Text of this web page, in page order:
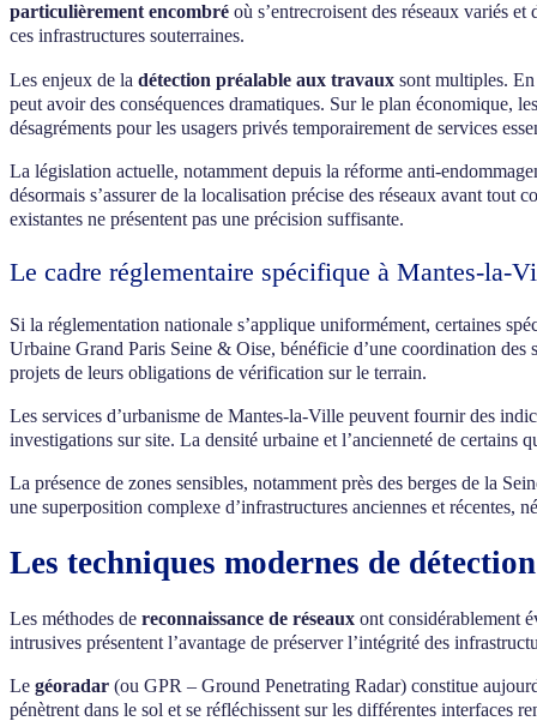
particulièrement encombré où s’entrecroisent des réseaux variés
ces infrastructures souterraines.
Les enjeux de la détection préalable aux travaux sont multiples.
peut avoir des conséquences dramatiques. Sur le plan économique,
désagréments pour les usagers privés temporairement de services
La législation actuelle, notamment depuis la réforme anti-
désormais s’assurer de la localisation précise des réseaux avant
existantes ne présentent pas une précision suffisante.
Le cadre réglementaire spécifique à Mantes-la-
Si la réglementation nationale s’applique uniformément, certaines
Urbaine Grand Paris Seine & Oise, bénéficie d’une coordination des
projets de leurs obligations de vérification sur le terrain.
Les services d’urbanisme de Mantes-la-Ville peuvent fournir des
investigations sur site. La densité urbaine et l’ancienneté de certains
La présence de zones sensibles, notamment près des berges de la
une superposition complexe d’infrastructures anciennes et récentes,
Les techniques modernes de
Les méthodes de reconnaissance de réseaux ont considérablement
intrusives présentent l’avantage de préserver l’intégrité des
Le géoradar (ou GPR – Ground Penetrating Radar) constitue
pénètrent dans le sol et se réfléchissent sur les différentes interfaces